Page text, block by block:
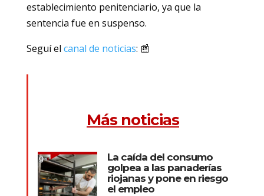
establecimiento penitenciario, ya que la
sentencia fue en suspenso.
Seguí el canal de noticias: 📰
Más noticias
La caída del consumo
golpea a las panaderías
riojanas y pone en riesgo
el empleo